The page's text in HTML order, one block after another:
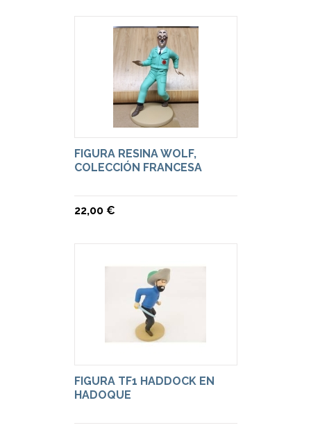
FIGURA RESINA WOLF,
COLECCIÓN FRANCESA
22,00 €
FIGURA TF1 HADDOCK EN
HADOQUE